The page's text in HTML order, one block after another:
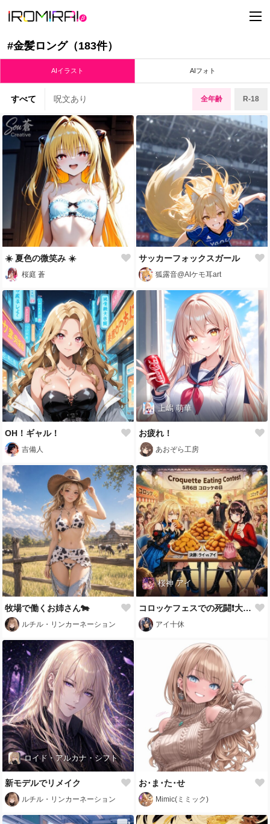
t
o
e
v
i
g
a
t
i
o
n
#金髪ロング（183件）
AIイラスト AIフォト
すべて 呪文あり 全年齢 R-18
☀️ 夏色の微笑み ☀️
桜庭 蒼
サッカーフォックスガール
狐露音@AIケモ耳art
OH！ギャル！
吉備人
上嶋 萌華
お疲れ！
あおぞら工房
牧場で働くお姉さん🐄
ルチル・リンカーネーション
桜神 アイ
コロッケフェスでの死闘❗️大食い早食い競争‼️
アイ十休
ロイド・アルカナ・シフト
新モデルでリメイク
ルチル・リンカーネーション
お･ま･た･せ
Mimic(ミミック)